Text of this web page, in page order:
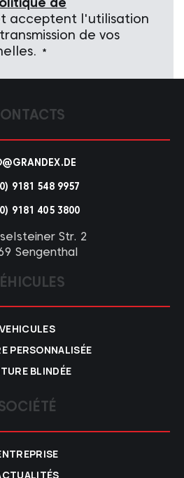
acceptent l'utilisation
de vos
*
9181 548 9957
9181 405 3800
Str. 2
Sengenthal
VEHICULES
PERSONNALISÉE
BLINDÉE